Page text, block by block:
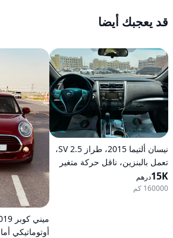
قد يعجبك أيضا
نيسان ألتيما 2015، طراز 2.5 SV،
تعمل بالبنزين، ناقل حركة متغير
مستمر (CVT)، دفع أمامي
15Kدرهم
160000 كم
أوتوماتيكي